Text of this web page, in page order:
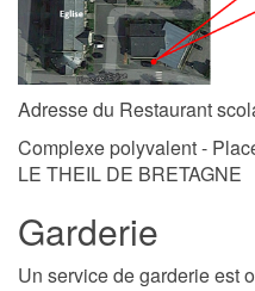
Adresse du Restaurant
Complexe polyvalent -
LE THEIL DE BRETAGNE
Garderie
Un service de garderie est